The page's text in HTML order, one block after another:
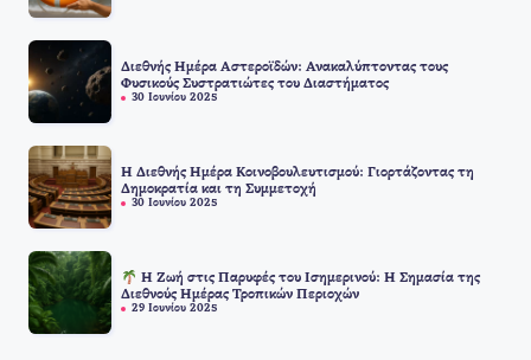
Διεθνής Ημέρα Αστεροϊδών: Ανακαλύπτοντας τους
Φυσικούς Συστρατιώτες του Διαστήματος
30 Ιουνίου 2025
Η Διεθνής Ημέρα Κοινοβουλευτισμού: Γιορτάζοντας τη
Δημοκρατία και τη Συμμετοχή
30 Ιουνίου 2025
Η Ζωή στις Παρυφές του Ισημερινού: Η Σημασία της
Διεθνούς Ημέρας Τροπικών Περιοχών
29 Ιουνίου 2025